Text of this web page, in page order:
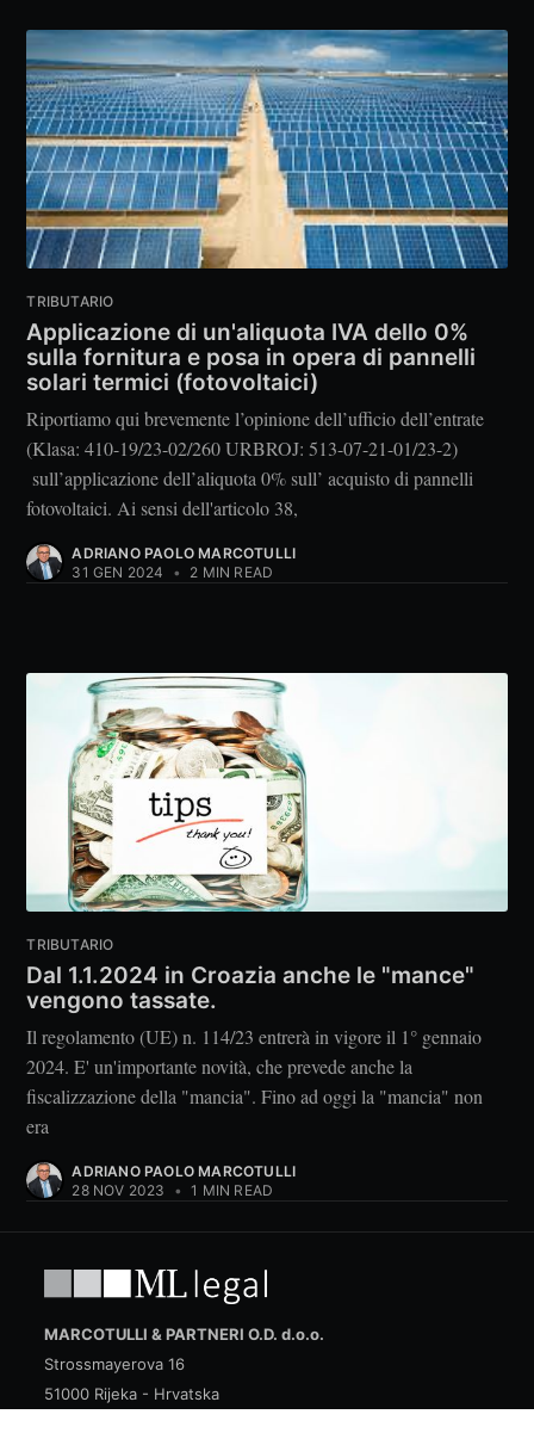
TRIBUTARIO
Applicazione di un'aliquota IVA dello 0%
sulla fornitura e posa in opera di pannelli
solari termici (fotovoltaici)
Riportiamo qui brevemente l’opinione dell’ufficio dell’entrate
(Klasa: 410-19/23-02/260 URBROJ: 513-07-21-01/23-2)
sull’applicazione dell’aliquota 0% sull’ acquisto di pannelli
fotovoltaici. Ai sensi dell'articolo 38,
ADRIANO PAOLO MARCOTULLI
31 GEN 2024
• 2 MIN READ
TRIBUTARIO
Dal 1.1.2024 in Croazia anche le "mance"
vengono tassate.
Il regolamento (UE) n. 114/23 entrerà in vigore il 1° gennaio
2024. E' un'importante novità, che prevede anche la
fiscalizzazione della "mancia". Fino ad oggi la "mancia" non
era
ADRIANO PAOLO MARCOTULLI
28 NOV 2023
• 1 MIN READ
MARCOTULLI & PARTNERI O.D. d.o.o.
Strossmayerova 16
51000 Rijeka - Hrvatska